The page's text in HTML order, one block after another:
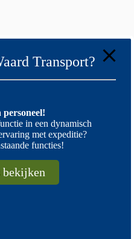
Transport?
in een dynamisch
met expeditie?
functies!
bekijken